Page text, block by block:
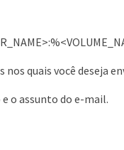
nos quais você deseja
o assunto do e-mail.